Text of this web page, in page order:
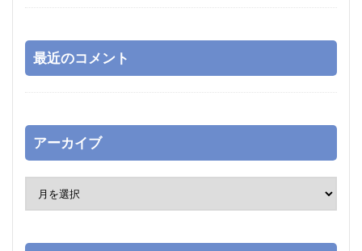
最近のコメント
アーカイブ